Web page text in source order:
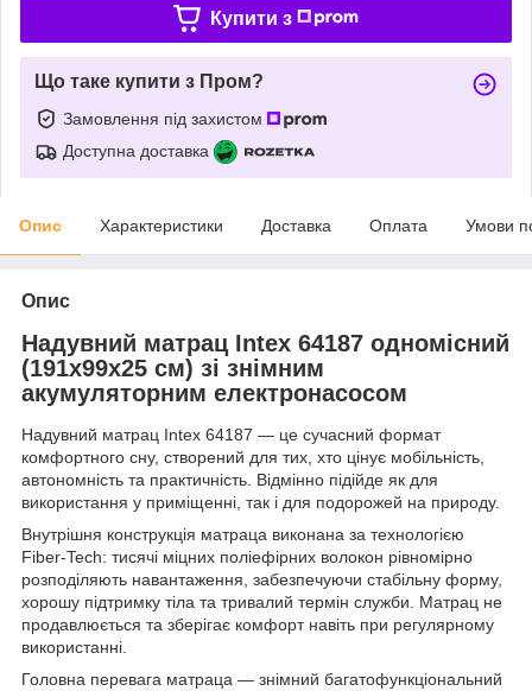
Купити з
Що таке купити з Пром?
Замовлення під захистом
Доступна доставка
Опис Характеристики Доставка Оплата Умови
Опис
Надувний матрац Intex 64187 одномісний
(191x99x25 см) зі знімним
акумуляторним електронасосом
Надувний матрац Intex 64187 — це сучасний формат
комфортного сну, створений для тих, хто цінує мобільність,
автономність та практичність. Відмінно підійде як для
використання у приміщенні, так і для подорожей на природу.
Внутрішня конструкція матраца виконана за технологією
Fiber-Tech: тисячі міцних поліефірних волокон рівномірно
розподіляють навантаження, забезпечуючи стабільну форму,
хорошу підтримку тіла та тривалий термін служби. Матрац не
продавлюється та зберігає комфорт навіть при регулярному
використанні.
Головна перевага матраца — знімний багатофункціональний